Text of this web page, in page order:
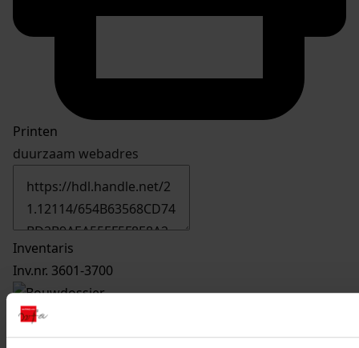
Printen
duurzaam webadres
Inventaris
Inv.nr. 3601-3700
3644Het bouwen van een serre, 1993
Datering: